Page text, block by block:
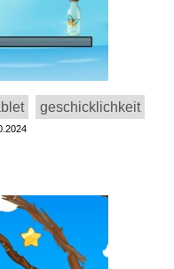
geschicklichkeit